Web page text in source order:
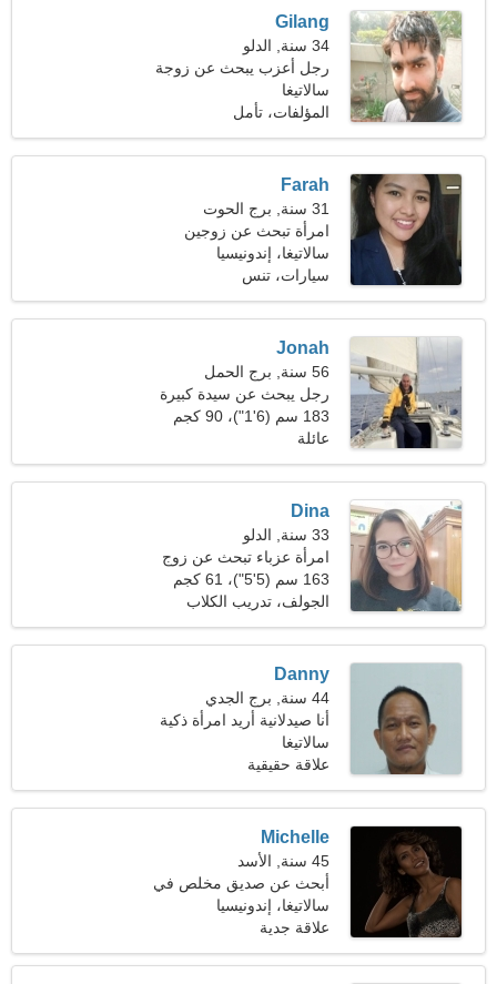
Gilang
34 سنة, الدلو
رجل أعزب يبحث عن زوجة
سالاتيغا
المؤلفات، تأمل
Farah
31 سنة, برج الحوت
امرأة تبحث عن زوجين
سالاتيغا، إندونيسيا
سيارات، تنس
Jonah
56 سنة, برج الحمل
رجل يبحث عن سيدة كبيرة
183 سم (6'1")، 90 كجم
(198 رطلا)
عائلة
Dina
33 سنة, الدلو
امرأة عزباء تبحث عن زوج
36-45
163 سم (5'5")، 61 كجم
(134 رطلا)
الجولف، تدريب الكلاب
Danny
44 سنة, برج الجدي
أنا صيدلانية أريد امرأة ذكية
سالاتيغا
علاقة حقيقية
Michelle
45 سنة, الأسد
أبحث عن صديق مخلص في
رحلة مشتركة
سالاتيغا، إندونيسيا
علاقة جدية